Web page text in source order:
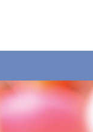
Fax: +49 (0) 6404-90458